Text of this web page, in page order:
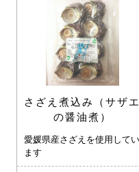
さざえ煮込み（サザエ
の醤油煮）
愛媛県産さざえを使用してい
ます